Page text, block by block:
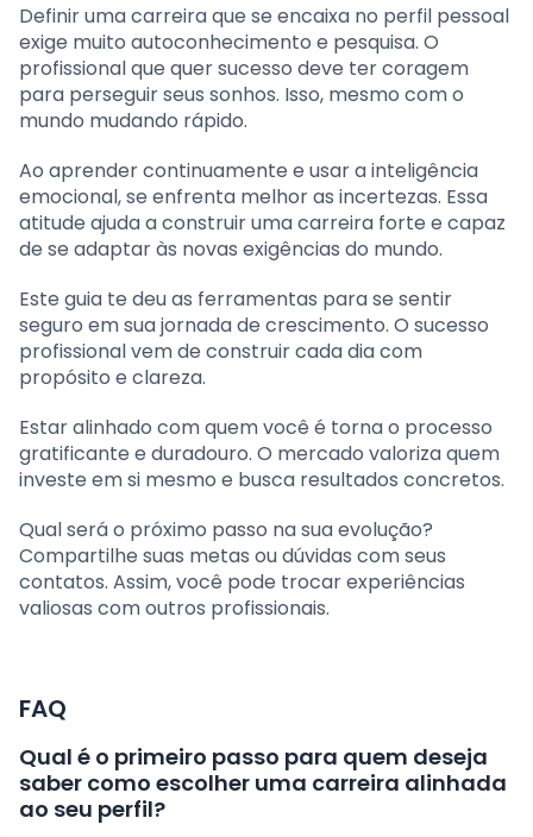
Definir uma carreira que se encaixa no perfil pessoal
exige muito autoconhecimento e pesquisa. O
profissional que quer sucesso deve ter coragem
para perseguir seus sonhos. Isso, mesmo com o
mundo mudando rápido.
Ao aprender continuamente e usar a inteligência
emocional, se enfrenta melhor as incertezas. Essa
atitude ajuda a construir uma carreira forte e capaz
de se adaptar às novas exigências do mundo.
Este guia te deu as ferramentas para se sentir
seguro em sua jornada de crescimento. O sucesso
profissional vem de construir cada dia com
propósito e clareza.
Estar alinhado com quem você é torna o processo
gratificante e duradouro. O mercado valoriza quem
investe em si mesmo e busca resultados concretos.
Qual será o próximo passo na sua evolução?
Compartilhe suas metas ou dúvidas com seus
contatos. Assim, você pode trocar experiências
valiosas com outros profissionais.
FAQ
Qual é o primeiro passo para quem deseja
saber como escolher uma carreira alinhada
ao seu perfil?